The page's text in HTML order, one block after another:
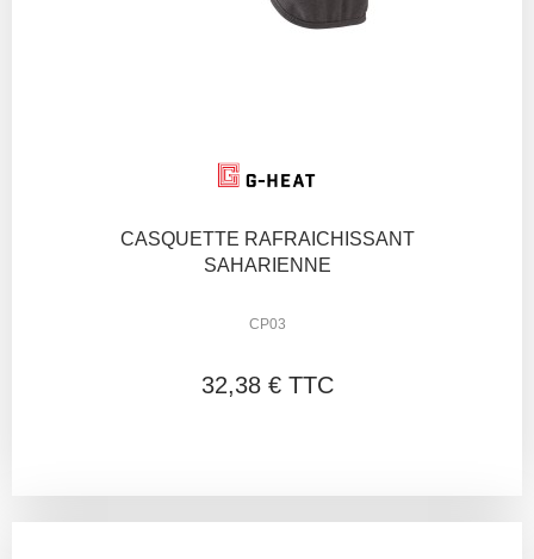
CASQUETTE RAFRAICHISSANT
SAHARIENNE
CP03
32,38 € TTC